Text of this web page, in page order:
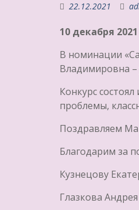
22.12.2021
10 декабря
В номинации
Владимировна –
Конкурс
проблемы,
Поздравляем
Благодарим за
Кузнецову
Глазкова